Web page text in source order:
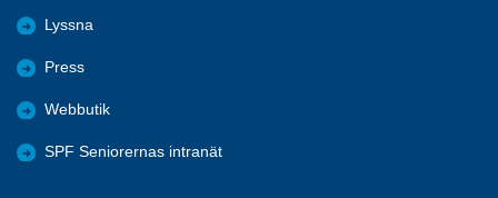
Lyssna
Press
Webbutik
SPF Seniorernas intranät